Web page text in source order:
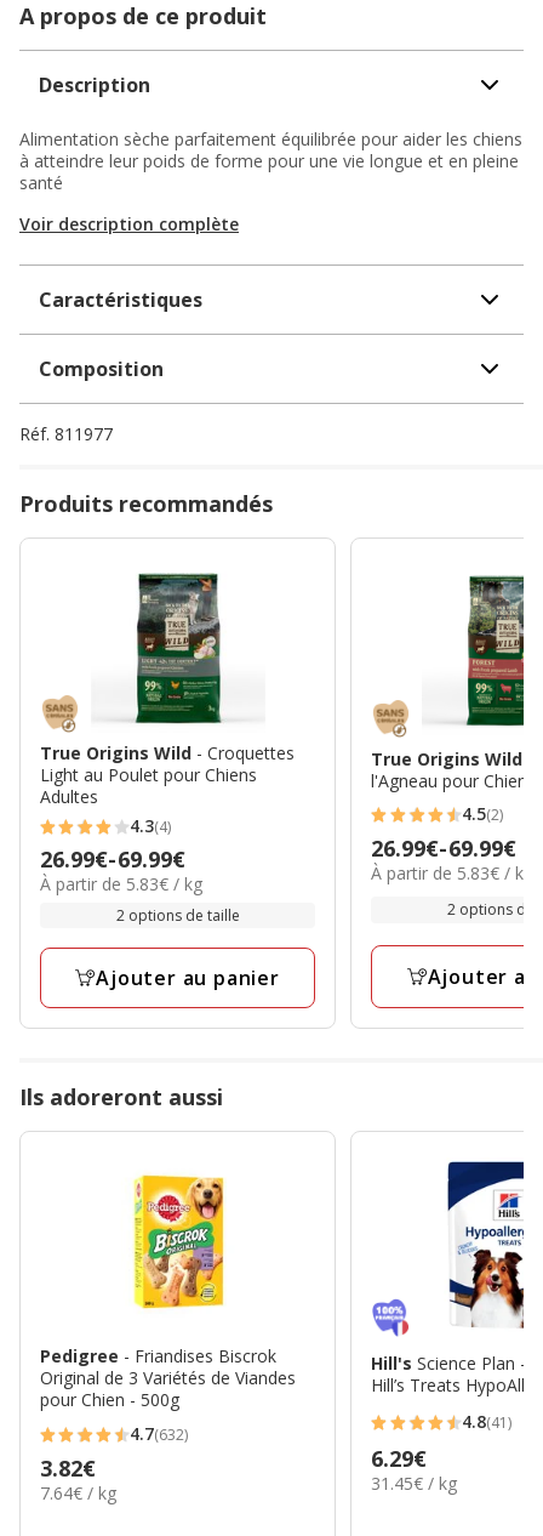
A propos de ce produit
Description
Alimentation sèche parfaitement équilibrée pour aider les chiens
à atteindre leur poids de forme pour une vie longue et en pleine
santé
Voir description complète
Caractéristiques
Composition
Réf. 811977
Produits recommandés
True Origins Wild - Croquettes
Light au Poulet pour Chiens
Adultes
4.3
étoiles
avec
avis
4.3(4)
Prix
de
à
69.99€
26.99€-69.99€
5.83€
À partir de 5.83€ / kg
2 options de taille
Ajouter au panier
True Origins Wild
l'Agneau pour Chiens
4.5
étoiles
avec
avis
4.5(2)
Prix
de
69.99€
26.99€-69.99€
5.83€
À partir de 5.83€ / kg
2 options de
Ajouter
Ils adoreront aussi
Pedigree - Friandises Biscrok
Original de 3 Variétés de Viandes
pour Chien - 500g
4.7
étoiles
avec
4.7(632)
Prix
3.82€
3.82€
7.64€
7.64€ / kg
Hill'sScience Plan -
Hill’s Treats
4.8
étoiles
avec
4.8(41)
Prix
6.29€
6.29€
31.45€
31.45€ / kg